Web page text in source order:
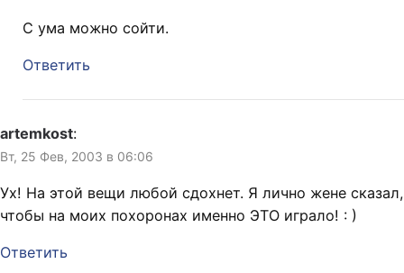
С ума можно сойти.
Ответить
artemkost:
Вт, 25 Фев, 2003 в 06:06
Ух! На этой вещи любой сдохнет. Я лично жене сказал,
чтобы на моих похоронах именно ЭТО играло! : )
Ответить